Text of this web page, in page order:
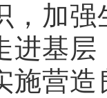
，加
进基
施营